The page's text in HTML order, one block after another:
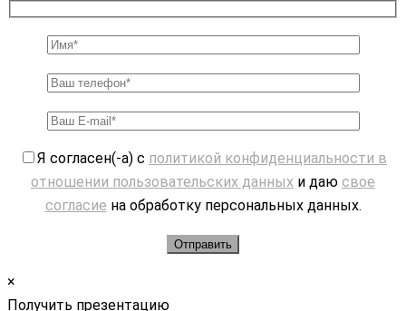
Я согласен(-а) с политикой конфиденциальности в
отношении пользовательских данных и даю свое
согласие на обработку персональных данных.
×
Получить презентацию